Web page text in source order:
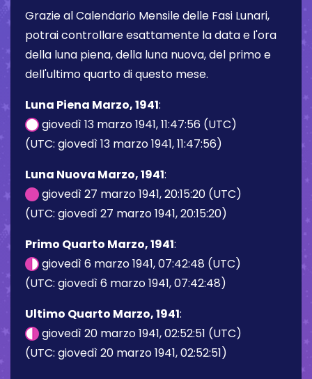
Grazie al Calendario Mensile delle Fasi Lunari,
potrai controllare esattamente la data e l'ora
della luna piena, della luna nuova, del primo e
dell'ultimo quarto di questo mese.
Luna Piena Marzo, 1941:
giovedì 13 marzo 1941, 11:47:56 (UTC)
(UTC: giovedì 13 marzo 1941, 11:47:56)
Luna Nuova Marzo, 1941:
giovedì 27 marzo 1941, 20:15:20 (UTC)
(UTC: giovedì 27 marzo 1941, 20:15:20)
Primo Quarto Marzo, 1941:
giovedì 6 marzo 1941, 07:42:48 (UTC)
(UTC: giovedì 6 marzo 1941, 07:42:48)
Ultimo Quarto Marzo, 1941:
giovedì 20 marzo 1941, 02:52:51 (UTC)
(UTC: giovedì 20 marzo 1941, 02:52:51)